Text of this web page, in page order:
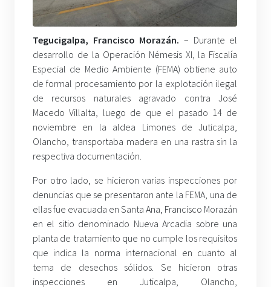
Tegucigalpa, Francisco Morazán. – Durante el
desarrollo de la Operación Némesis XI, la Fiscalía
Especial de Medio Ambiente (FEMA) obtiene auto
de formal procesamiento por la explotación ilegal
de recursos naturales agravado contra José
Macedo Villalta, luego de que el pasado 14 de
noviembre en la aldea Limones de Juticalpa,
Olancho, transportaba madera en una rastra sin la
respectiva documentación.
Por otro lado, se hicieron varias inspecciones por
denuncias que se presentaron ante la FEMA, una de
ellas fue evacuada en Santa Ana, Francisco Morazán
en el sitio denominado Nueva Arcadia sobre una
planta de tratamiento que no cumple los requisitos
que indica la norma internacional en cuanto al
tema de desechos sólidos. Se hicieron otras
inspecciones en Juticalpa, Olancho,